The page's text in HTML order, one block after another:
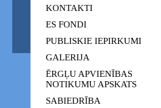
KONTAKTI
ES FONDI
PUBLISKIE IEPIRKUMI
GALERIJA
ĒRGĻU APVIENĪBAS
NOTIKUMU APSKATS
SABIEDRĪBA